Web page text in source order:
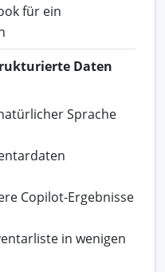
für ein
Daten
Sprache
Copilot-Ergebnisse
in wenigen